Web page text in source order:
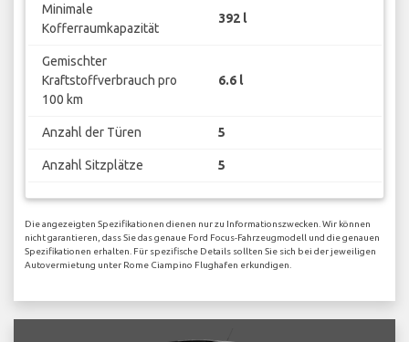
Minimale
Kofferraumkapazität
392 l
Gemischter
Kraftstoffverbrauch pro
100 km
6.6 l
Anzahl der Türen 5
Anzahl Sitzplätze 5
Die angezeigten Spezifikationen dienen nur zu Informationszwecken. Wir können
nicht garantieren, dass Sie das genaue Ford Focus-Fahrzeugmodell und die genauen
Spezifikationen erhalten. Für spezifische Details sollten Sie sich bei der jeweiligen
Autovermietung unter Rome Ciampino Flughafen erkundigen.